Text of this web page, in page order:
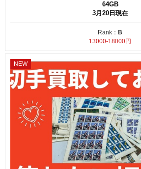
64GB
3月20日現在
Rank： B
13000-18000円
NEW